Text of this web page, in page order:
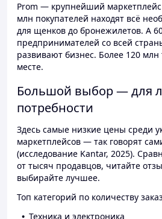
Prom — крупнейший
млн покупателей находят всё
для щенков до бронежилетов. А
предпринимателей со всей
развивают бизнес. Более 120
месте.
Большой выбор — для
потребности
Здесь самые низкие цены среди
маркетплейсов — так говорят
(исследование Kantar, 2025).
от тысяч продавцов, читайте
выбирайте лучшее.
Топ категорий по количеству
Техника и электроника